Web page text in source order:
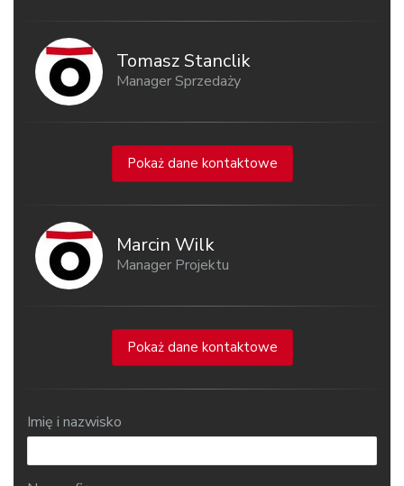
Tomasz Stanclik
Manager Sprzedaży
Pokaż dane kontaktowe
Marcin Wilk
Manager Projektu
Pokaż dane kontaktowe
Imię i nazwisko